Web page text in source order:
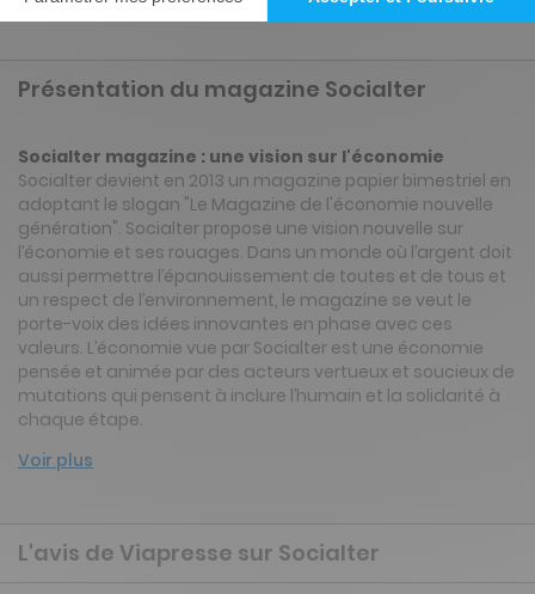
Présentation du magazine Socialter
Socialter magazine : une vision sur l'économie
Socialter devient en 2013 un magazine papier bimestriel en
adoptant le slogan "Le Magazine de l'économie nouvelle
génération". Socialter propose une vision nouvelle sur
l’économie et ses rouages. Dans un monde où l’argent doit
aussi permettre l’épanouissement de toutes et de tous et
un respect de l’environnement, le magazine se veut le
porte-voix des idées innovantes en phase avec ces
valeurs. L’économie vue par Socialter est une économie
pensée et animée par des acteurs vertueux et soucieux de
mutations qui pensent à inclure l’humain et la solidarité à
chaque étape.
Voir plus
L'avis de Viapresse sur Socialter